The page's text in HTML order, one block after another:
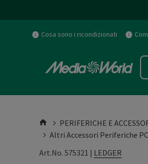
Cosa sono i ricondizionati
PERIFERICHE E
Altri Accessori Periferiche PC
Art.No. 575321 | LEDGER